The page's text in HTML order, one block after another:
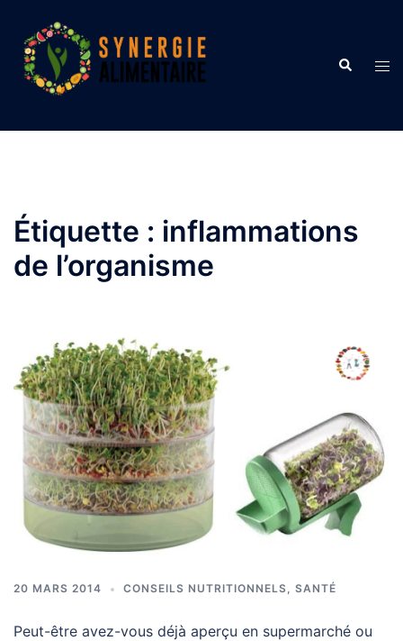
contenu
Étiquette : inflammations
de l’organisme
20 MARS 2014 CONSEILS NUTRITIONNELS SANTÉ
Peut-être avez-vous déjà aperçu en supermarché ou